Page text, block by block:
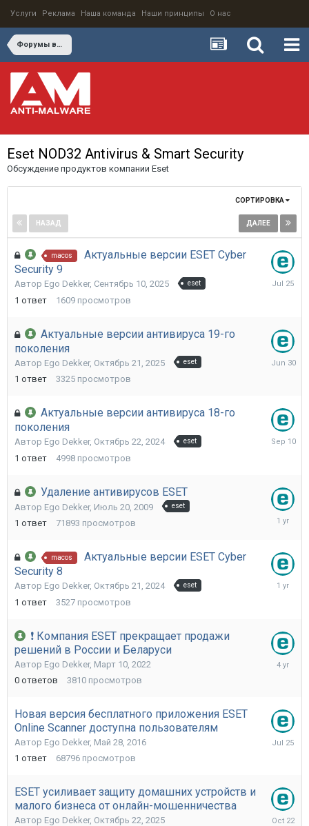
Услуги Реклама Наша команда Наши принципы О нас
Форумы вендоров
Eset NOD32 Antivirus & Smart Security
Обсуждение продуктов компании Eset
СОРТИРОВКА
НАЗАД ДАЛЕЕ
macos
Актуальные версии ESET Cyber
Security 9
Автор Ego Dekker, Сентябрь 10, 2025 eset
1 ответ 1609 просмотров
Июль
Актуальные версии антивируса 19-го
поколения
Автор Ego Dekker, Октябрь 21, 2025 eset
1 ответ 3325 просмотров
Июнь
Актуальные версии антивируса 18-го
поколения
Автор Ego Dekker, Октябрь 22, 2024 eset
1 ответ 4998 просмотров
Удаление антивирусов ESET
Автор Ego Dekker, Июль 20, 2009 eset
1 ответ 71893 просмотров
Июнь
macos
Актуальные версии ESET Cyber
Security 8
Автор Ego Dekker, Октябрь 21, 2024 eset
1 ответ 3527 просмотров
Декабрь
❗ Компания ESET прекращает продажи
решений в России и Беларуси
Автор Ego Dekker, Март 10, 2022
0 ответов 3810 просмотров
Март
Новая версия бесплатного приложения ESET
Online Scanner доступна пользователям
Автор Ego Dekker, Май 28, 2016
1 ответ 68796 просмотров
Июль
ESET усиливает защиту домашних устройств и
малого бизнеса от онлайн-мошенничества
Автор Ego Dekker, Октябрь 22, 2025
Октябрь